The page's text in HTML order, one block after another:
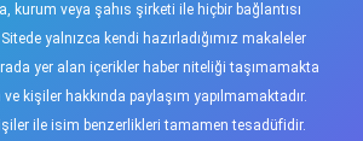
kurum veya şahıs şirketi ile hiçbir bağlantısı
yalnızca kendi hazırladığımız makaleler
yer alan içerikler haber niteliği taşımamakta
kişiler hakkında paylaşım yapılmamaktadır.
ile isim benzerlikleri tamamen tesadüfidir.